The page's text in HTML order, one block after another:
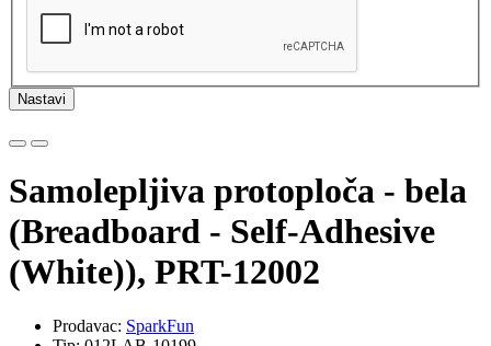
Nastavi
Samolepljiva protoploča - bela
(Breadboard - Self-Adhesive
(White)), PRT-12002
Prodavac: SparkFun